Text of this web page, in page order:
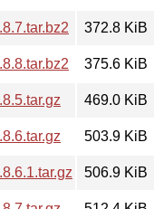
372.8 KiB
375.6 KiB
469.0 KiB
503.9 KiB
506.9 KiB